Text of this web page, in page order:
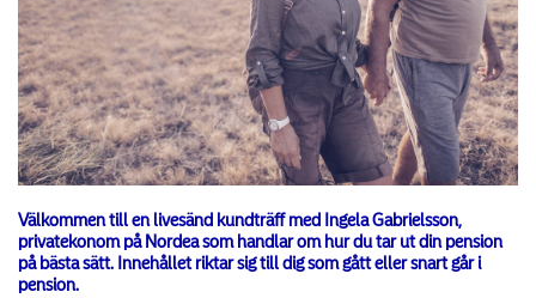
Välkommen till en livesänd kundträff med Ingela Gabrielsson,
privatekonom på Nordea som handlar om hur du tar ut din pension
på bästa sätt. Innehållet riktar sig till dig som gått eller snart går i
pension.